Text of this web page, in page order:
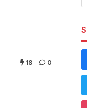
18 0